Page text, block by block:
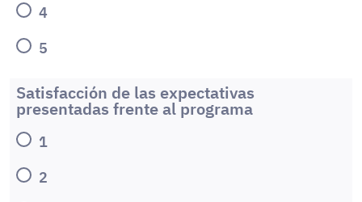
4
5
Satisfacción de las expectativas
presentadas frente al programa
1
2